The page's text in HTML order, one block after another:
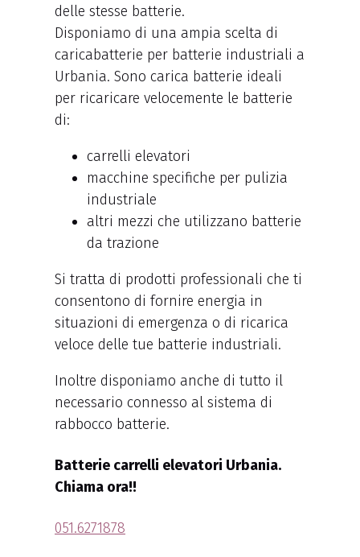
delle stesse batterie.
Disponiamo di una ampia scelta di
caricabatterie per batterie industriali a
Urbania. Sono carica batterie ideali
per ricaricare velocemente le batterie
di:
carrelli elevatori
macchine specifiche per pulizia
industriale
altri mezzi che utilizzano batterie
da trazione
Si tratta di prodotti professionali che ti
consentono di fornire energia in
situazioni di emergenza o di ricarica
veloce delle tue batterie industriali.
Inoltre disponiamo anche di tutto il
necessario connesso al sistema di
rabbocco batterie.
Batterie carrelli elevatori Urbania.
Chiama ora!!
051.6271878